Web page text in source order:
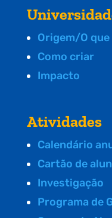
Origem/O
Como criar
Impacto
Atividades
Calendário
Cartão de
Investigação
Programa de